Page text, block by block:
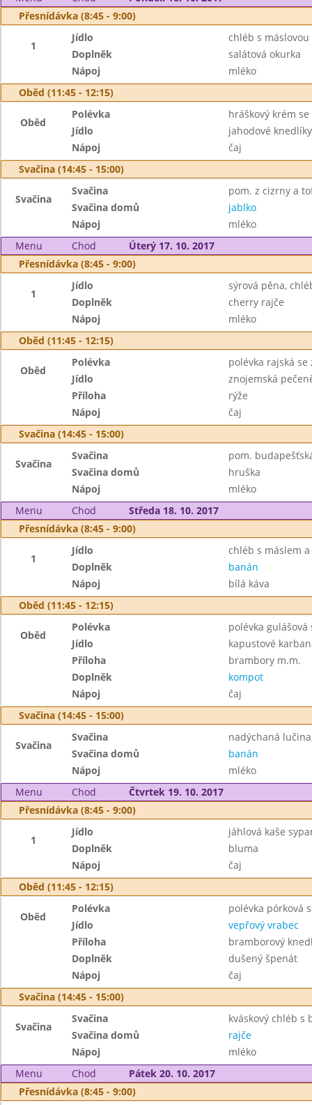
Přesnídávka (8:45 - 9:00)
1
Jídlo
chléb s
Doplněk
salátová okurka
Nápoj
mléko
Oběd (11:45 - 12:15)
Oběd
Polévka
hráškový krém
Jídlo
jahodové
Nápoj
čaj
Svačina (14:45 - 15:00)
Svačina
Svačina
pom. z cizrny a
Svačina domů
jablko
Nápoj
mléko
Menu
Chod
Úterý 17. 10. 2017
Přesnídávka (8:45 - 9:00)
1
Jídlo
sýrová pěna,
Doplněk
cherry rajče
Nápoj
mléko
Oběd (11:45 - 12:15)
Oběd
Polévka
polévka rajská se
Jídlo
znojemská
Příloha
rýže
Nápoj
čaj
Svačina (14:45 - 15:00)
Svačina
Svačina
pom.
Svačina domů
hruška
Nápoj
mléko
Menu
Chod
Středa 18. 10. 2017
Přesnídávka (8:45 - 9:00)
1
Jídlo
chléb s máslem
Doplněk
banán
Nápoj
bílá káva
Oběd (11:45 - 12:15)
Oběd
Polévka
polévka
Jídlo
kapustové
Příloha
brambory m.m.
Doplněk
kompot
Nápoj
čaj
Svačina (14:45 - 15:00)
Svačina
Svačina
nadýchaná
Svačina domů
banán
Nápoj
mléko
Menu
Chod
Čtvrtek 19. 10. 2017
Přesnídávka (8:45 - 9:00)
1
Jídlo
jáhlová kaše
Doplněk
bluma
Nápoj
čaj
Oběd (11:45 - 12:15)
Oběd
Polévka
polévka pórková
Jídlo
vepřový vrabec
Příloha
bramborový
Doplněk
dušený špenát
Nápoj
čaj
Svačina (14:45 - 15:00)
Svačina
Svačina
kváskový chléb s
Svačina domů
rajče
Nápoj
mléko
Menu
Chod
Pátek 20. 10. 2017
Přesnídávka (8:45 - 9:00)